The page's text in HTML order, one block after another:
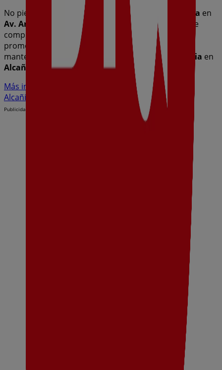
No pierdas la oportunidad de visitar la tienda de
Dia en
Av. Aragón, 36
para disfrutar de una experiencia de
compra completa. Te invitamos a explorar las
promociones que tenemos para ti este
agosto
mantenerte informado de las mejores ofertas de
Dia en
Alcañiz
. ¡Visítanos y empieza a ahorrar hoy mismo!
Más información de Dia
Ver otras tiendas de Dia en
Alcañiz
Publicidad